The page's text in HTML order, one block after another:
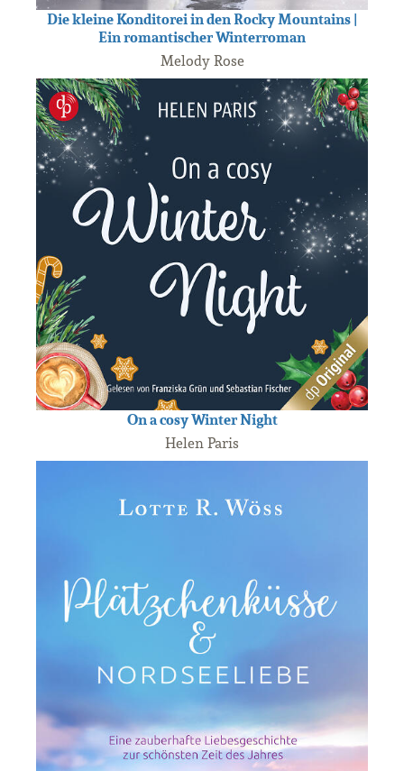
Die kleine Konditorei in den Rocky Mountains |
Ein romantischer Winterroman
Melody Rose
On a cosy Winter Night
Helen Paris